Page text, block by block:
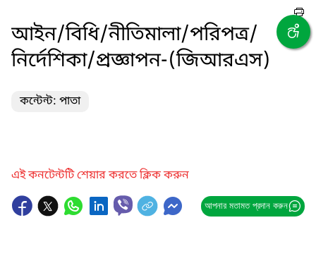
আইন/বিধি/নীতিমালা/পরিপত্র/
নির্দেশিকা/প্রজ্ঞাপন-(জিআরএস)
কন্টেন্ট: পাতা
এই কনটেন্টটি শেয়ার করতে ক্লিক করুন
আপনার মতামত প্রদান করুন